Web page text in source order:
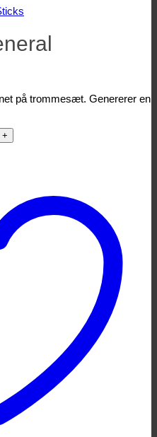
på trommesæt. Genererer en